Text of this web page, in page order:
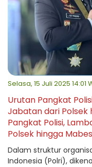
Selasa, 15 Juli 2025 14:01
Urutan Pangkat
Jabatan dari Polsek
Pangkat Polisi,
Polsek hingga
Dalam struktur
Indonesia (Polri),